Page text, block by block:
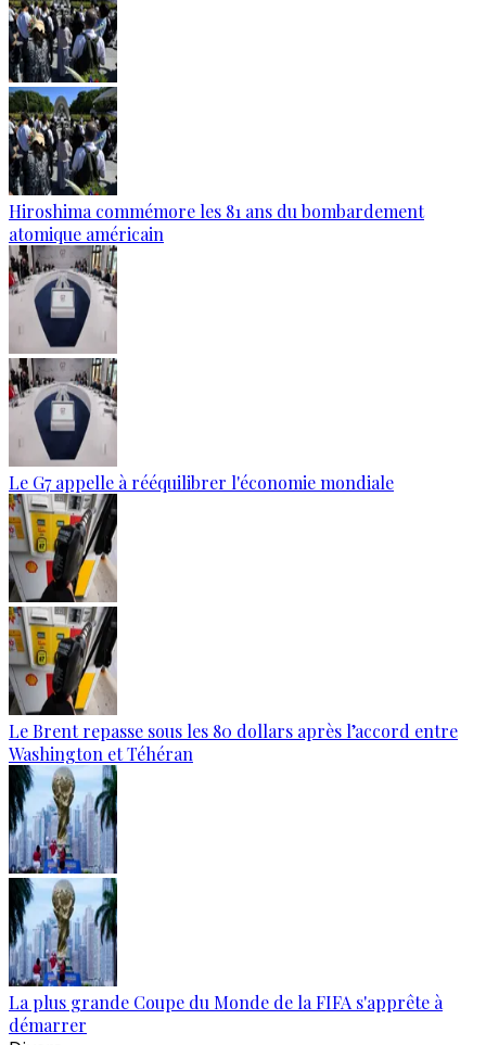
Hiroshima commémore les 81 ans du bombardement
atomique américain
Le G7 appelle à rééquilibrer l'économie mondiale
Le Brent repasse sous les 80 dollars après l’accord entre
Washington et Téhéran
La plus grande Coupe du Monde de la FIFA s'apprête à
démarrer